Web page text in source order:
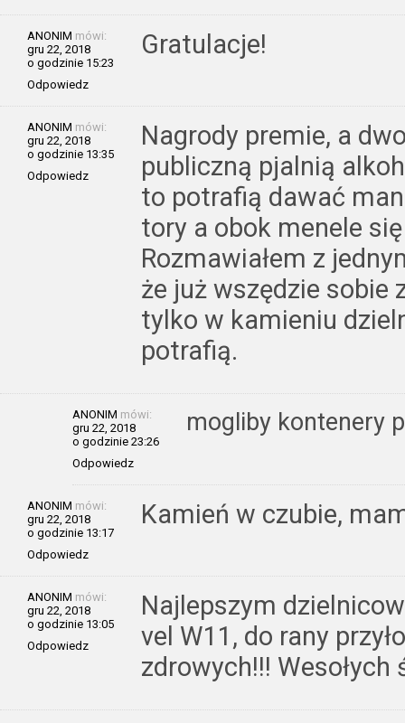
ANONIM mówi:
gru 22, 2018
o godzinie 15:23
Odpowiedz
Gratulacje!
ANONIM mówi:
gru 22, 2018
o godzinie 13:35
Odpowiedz
Nagrody premie, a
publiczną pjalnią
to potrafią dawać
tory a obok menele
Rozmawiałem z
że już wszędzie sobie
tylko w kamieniu
potrafią.
ANONIM mówi:
gru 22, 2018
o godzinie 23:26
Odpowiedz
mogliby kontenery
ANONIM mówi:
gru 22, 2018
o godzinie 13:17
Odpowiedz
Kamień w czubie,
ANONIM mówi:
gru 22, 2018
o godzinie 13:05
Odpowiedz
Najlepszym
vel W11, do rany
zdrowych!!! Wesołych